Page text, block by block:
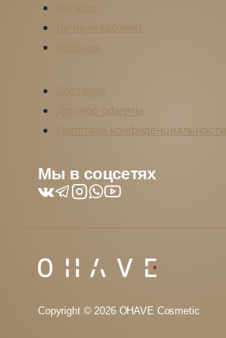
Договор оферты
Политика конфиденциальности
Мы в соцсетях
Copyright © 2026 OHAVE Cosmetic